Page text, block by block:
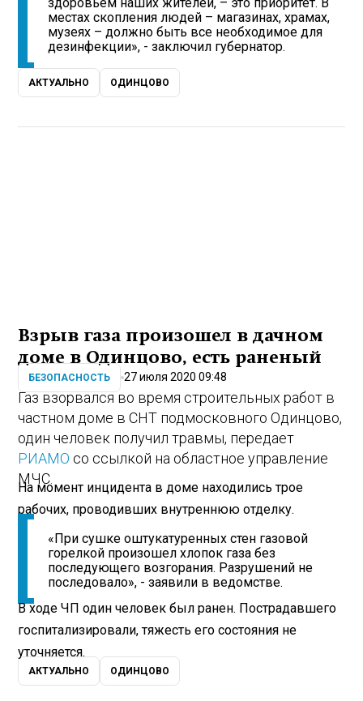
местах скопления людей – магазинах, храмах,
музеях – должно быть все необходимое для
дезинфекции», - заключил губернатор.
АКТУАЛЬНО ОДИНЦОВО
Взрыв газа произошел в дачном
доме в Одинцово, есть раненый
БЕЗОПАСНОСТЬ 27 июля 2020 09:48
Газ взорвался во время строительных работ в
частном доме в СНТ подмосковного Одинцово,
один человек получил травмы, передает
РИАМО со ссылкой на областное управление
МЧС.
На момент инцидента в доме находились трое
рабочих, проводивших внутреннюю отделку.
«При сушке оштукатуренных стен газовой
горелкой произошел хлопок газа без
последующего возгорания. Разрушений не
последовало», - заявили в ведомстве.
В ходе ЧП один человек был ранен. Пострадавшего
госпитализировали, тяжесть его состояния не
уточняется.
АКТУАЛЬНО ОДИНЦОВО